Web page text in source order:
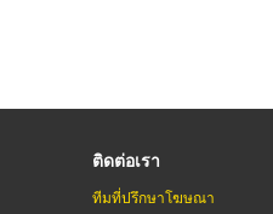
ติดต่อเรา
ทีมที่ปรึกษาโฆษณา